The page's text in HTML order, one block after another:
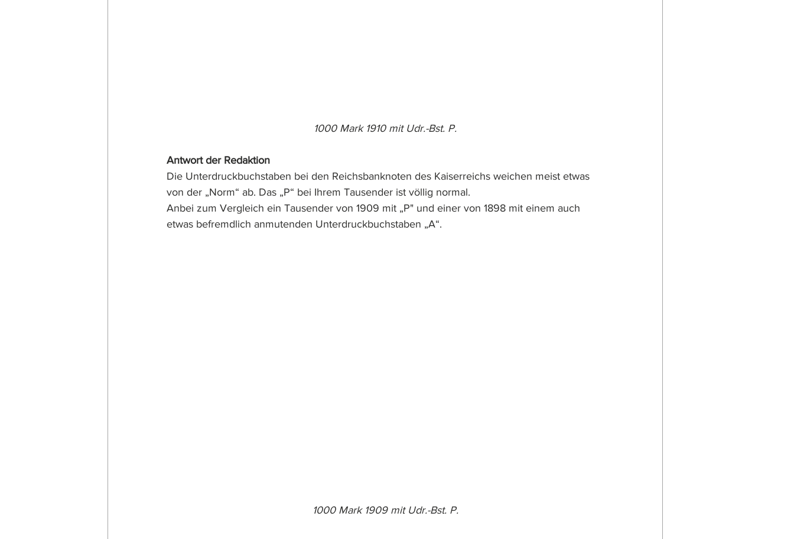
1000 Mark 1910 mit Udr.-Bst. P.
Antwort der Redaktion
Die Unterdruckbuchstaben bei den Reichsbanknoten des Kaiserreichs weichen meist etwas
von der „Norm“ ab. Das „P“ bei Ihrem Tausender ist völlig normal.
Anbei zum Vergleich ein Tausender von 1909 mit „P" und einer von 1898 mit einem auch
etwas befremdlich anmutenden Unterdruckbuchstaben „A“.
1000 Mark 1909 mit Udr.-Bst. P.